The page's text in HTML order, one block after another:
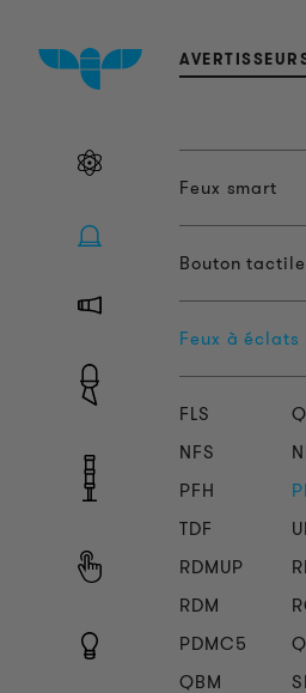
Feux smart
Bouton tactile
Feux à éclats
FLS
NFS
PFH
TDF
RDMUP
RDM
PDMC5
QBM